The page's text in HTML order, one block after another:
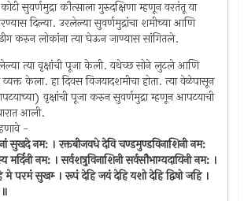
सुवर्णमुद्रा कौत्साला गुरुदक्षिणा म्हणून वरतंतू या
दिल्या. उरलेल्या सुवर्णमुद्रांचा शमीच्या आणि
करुन लोकांना त्या घेऊन जाण्यास सांगितले.
त्या वृक्षांची पूजा केली. यथेच्छ सोने लुटले आणि
केला. हा दिवस विजयादशमीचा होता. त्या वेळेपासून
वृक्षांची पूजा करुन सुवर्णमुद्रा म्हणून आपटयाची
आली.
-
सुखदे नम: । रक्तबीजवधे देवि चण्डमुण्डविनाशिनी नम:
नम: । सर्वशत्रुविनाशिनी सर्वसौभाग्यदायिनी नम: ।
मे परमं सुखम्‍ । रूपं देहि जयं देहि यशो देहि द्विषो जहि ।